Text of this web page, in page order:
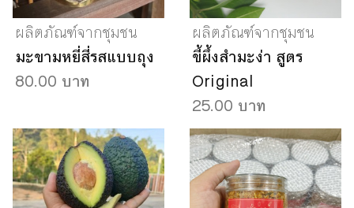
ผลิตภัณฑ์จากชุมชน
มะขามหยี่สี่รสแบบถุง
80.00 บาท
ผลิตภัณฑ์จากชุมชน
ขี้ผึ้งสำมะง่า สูตร
Original
25.00 บาท